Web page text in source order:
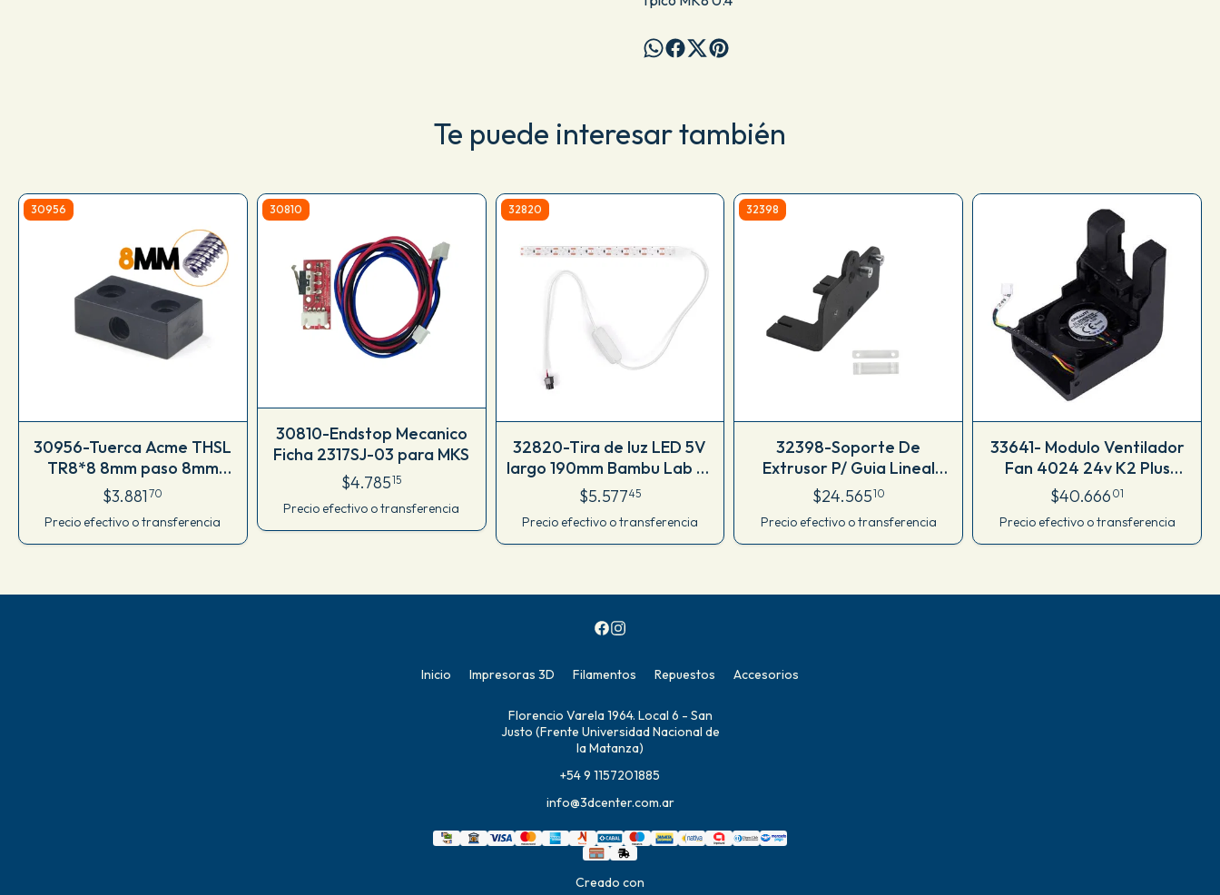
Te puede interesar también
30956
30956-Tuerca Acme THSL
TR8*8 8mm paso 8mm
Cuadrada, material POM
$3.881 70
Precio efectivo o transferencia
30810
30810-Endstop Mecanico
Ficha 2317SJ-03 para MKS
$4.78515
Precio efectivo o transferencia
32820
32820-Tira de luz LED 5V
largo 190mm Bambu Lab A1
Mini
$5.57745
Precio efectivo o transferencia
32398
32398-Soporte De
Extrusor P/ Guia Lineal
Mgn12 Eje X Ender3/cr10
$24.56510
Precio efectivo o transferencia
33641- Modulo Ventilador
Fan 4024 24v K2 Plus
Original
$40.666 01
Precio efectivo o transferencia
Inicio Impresoras 3D Filamentos Repuestos Accesorios
Florencio Varela 1964. Local 6 - San
Justo (Frente Universidad Nacional de
la Matanza)
+54 9 1157201885
info@3dcenter.com.ar
Creado con